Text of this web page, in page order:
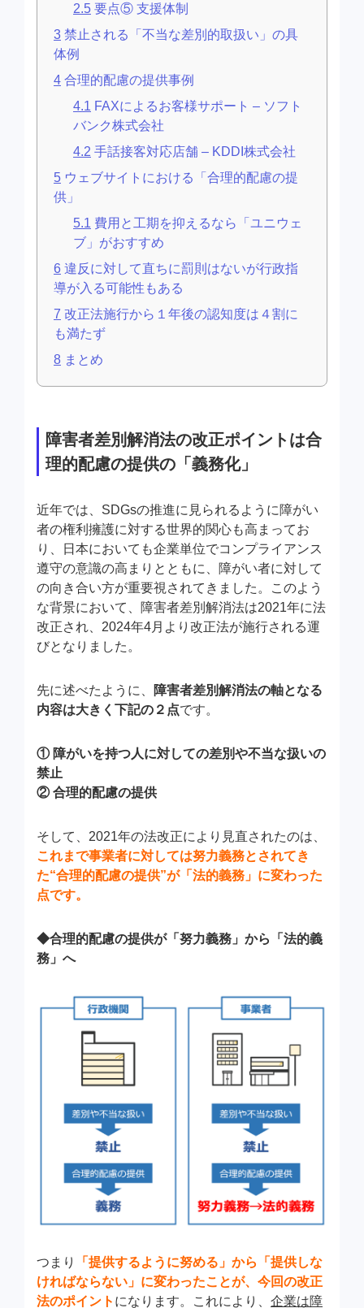
2.5 要点⑤ 支援体制
3 禁止される「不当な差別的取扱い」の具
体例
4 合理的配慮の提供事例
4.1 FAXによるお客様サポート – ソフト
バンク株式会社
4.2 手話接客対応店舗 – KDDI株式会社
5 ウェブサイトにおける「合理的配慮の提
供」
5.1 費用と工期を抑えるなら「ユニウェ
ブ」がおすすめ
6 違反に対して直ちに罰則はないが行政指
導が入る可能性もある
7 改正法施行から１年後の認知度は４割に
も満たず
8 まとめ
障害者差別解消法の改正ポイントは合
理的配慮の提供の「義務化」
近年では、SDGsの推進に見られるように障がい
者の権利擁護に対する世界的関心も高まってお
り、日本においても企業単位でコンプライアンス
遵守の意識の高まりとともに、障がい者に対して
の向き合い方が重要視されてきました。このよう
な背景において、障害者差別解消法は2021年に法
改正され、2024年4月より改正法が施行される運
びとなりました。
先に述べたように、
障害者差別解消法の軸となる
内容は大きく下記の２点です。
① 障がいを持つ人に対しての差別や不当な扱いの
禁止
② 合理的配慮の提供
そして、2021年の法改正により見直されたのは、
これまで事業者に対しては努力義務とされてき
た“合理的配慮の提供”が「法的義務」に変わった
点です。
◆合理的配慮の提供が「努力義務」から「法的義
務」へ
つまり
「提供するように努める」から「提供しな
ければならない」に変わったことが、今回の改正
法のポイント になります。これにより、 企業は障